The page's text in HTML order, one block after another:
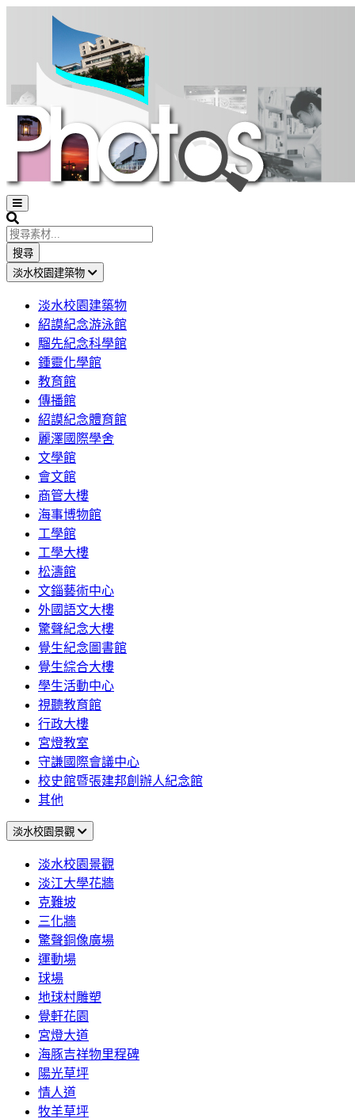
Open
sidebar
Search
搜尋
淡水校園建築物
淡水校園建築物
紹謨紀念游泳館
騮先紀念科學館
鍾靈化學館
教育館
傳播館
紹謨紀念體育館
麗澤國際學舍
文學館
會文館
商管大樓
海事博物館
工學館
工學大樓
松濤館
文錙藝術中心
外國語文大樓
驚聲紀念大樓
覺生紀念圖書館
覺生綜合大樓
學生活動中心
視聽教育館
行政大樓
宮燈教室
守謙國際會議中心
校史館暨張建邦創辦人紀念館
其他
淡水校園景觀
淡水校園景觀
淡江大學花牆
克難坡
三化牆
驚聲銅像廣場
運動場
球場
地球村雕塑
覺軒花園
宮燈大道
海豚吉祥物里程碑
陽光草坪
情人道
牧羊草坪